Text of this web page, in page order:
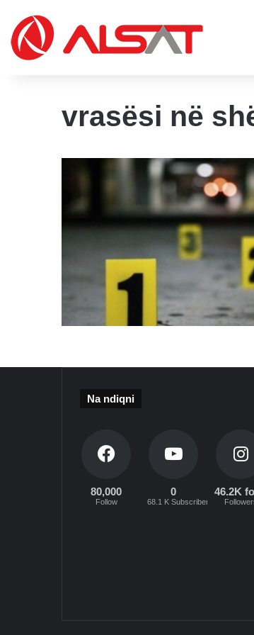
vrasësi në
Na ndiqni
80,000
Follow
0
68.1 K Subscribers
46.2K